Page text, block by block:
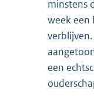
minstens
week een
een